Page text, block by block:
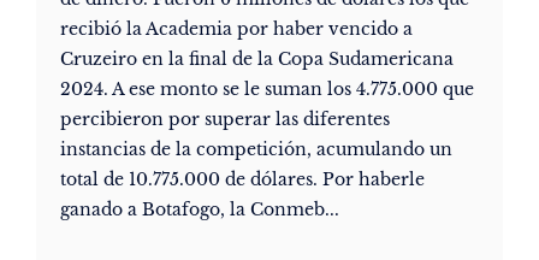
recibió la Academia por haber vencido a
Cruzeiro en la final de la Copa Sudamericana
2024. A ese monto se le suman los 4.775.000 que
percibieron por superar las diferentes
instancias de la competición, acumulando un
total de 10.775.000 de dólares. Por haberle
ganado a Botafogo, la Conmeb...